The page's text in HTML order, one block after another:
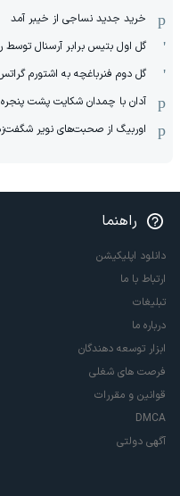
خرید جدید نساجی از خیبر آمد
گل اول بتیس برابر آرسنال توسط
گل دوم فنرباغچه به اشتورم
آدان با چمدان شکایت پشت
اوربیگ از صحبت‌های نویر
راهنما
دانلود اپلیکیشن
ارتباط با ما
تبلیغات
درباره ما
ابزار توسعه دهندگان
فرصت های شغلی
قوانین و مقررات
DMCA
آگهی دولتی